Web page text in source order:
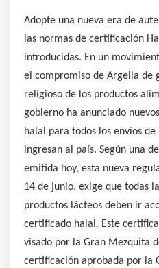
Adopte una nueva era de
las normas de certificación
introducidas. En un
el compromiso de Argelia de
religioso de los productos
gobierno ha anunciado
halal para todos los envíos
ingresan al país. Según una
emitida hoy, esta nueva
14 de junio, exige que todas
productos lácteos deben ir
certificado halal. Este
visado por la Gran Mezquita
certificación aprobada por la